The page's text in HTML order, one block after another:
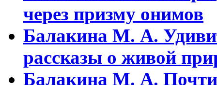
через призму онимов
Балакина М. А.
рассказы о живой
Балакина М. А. Почти